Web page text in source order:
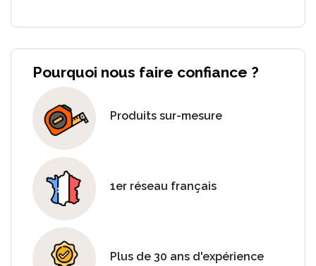
Pourquoi nous faire confiance ?
Produits sur-mesure
1er réseau français
Plus de 30 ans d'expérience